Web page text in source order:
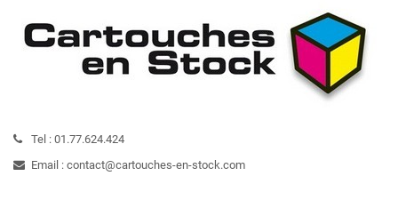
Tel : 01.77.624.424
Email : contact@cartouches-en-stock.com